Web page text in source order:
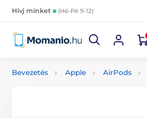
Hívj minket (Hé-Pé 9-12)
Bevezetés Apple AirPods